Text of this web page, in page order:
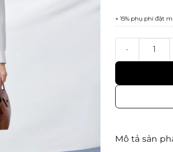
+ 15% phụ phí đặt
Mô tả sản